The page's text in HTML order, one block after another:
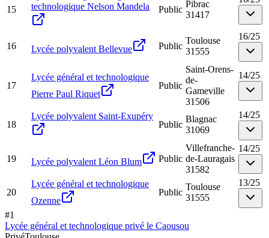
15
technologique Nelson Mandela
Public
Pibrac
31417
16 Lycée polyvalent Bellevue Public
Toulouse
31555
16/25
17
Lycée général et technologique
Pierre Paul Riquet
Public
Saint-Orens-
de-
Gameville
31506
14/25
18
Lycée polyvalent Saint-Exupéry
Public
Blagnac
31069
14/25
19 Lycée polyvalent Léon Blum Public
Villefranche-
de-Lauragais
31582
14/25
20
Lycée général et technologique
Ozenne
Public
Toulouse
31555
13/25
#1
Lycée général et technologique privé le Caousou